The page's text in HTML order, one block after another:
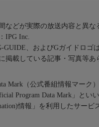
などが実際の放送内容と異な
IPG Inc.
GUIDE、およびGガイドロゴ
掲載している記事・写真等あ
Mark（公式番組情報マーク）
Program Data Mark」とい
情報」を利用したサー